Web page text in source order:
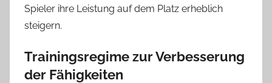
Spieler ihre Leistung auf dem Platz erheblich
steigern.
Trainingsregime zur Verbesserung
der Fähigkeiten